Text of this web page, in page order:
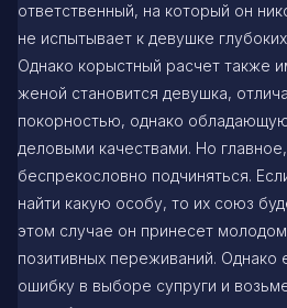
ответственный, на который он
не испытывает к девушке
Однако корыстный расчет также
женой становится девушка,
покорностью, однако
деловыми качествами. Но
беспрекословно подчиняться.
найти какую особу, то их союз
этом случае он принесет
позитивных переживаний. Однако
ошибку в выборе супруги и